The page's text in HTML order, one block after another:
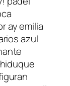
ay emilia
azul